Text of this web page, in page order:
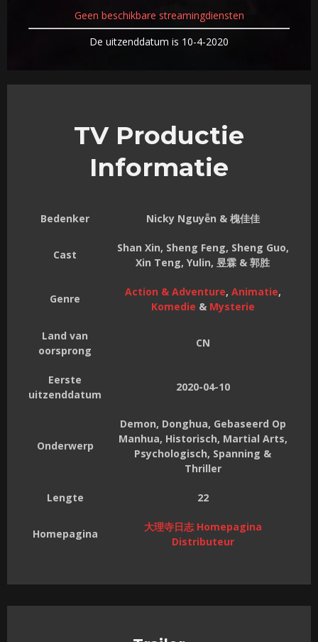
Geen beschikbare streamingdiensten
De uitzenddatum is 10-4-2020
TV Productie
Informatie
Bedenker Nicky Nguyễn & 槐佳佳
Cast
Shan Xin, Sheng Feng, Sheng Guo,
Xin Teng, Yulin, 昱霖 & 郭胜
Genre
Action & Adventure, Animatie,
Komedie & Mysterie
Land van
oorsprong
CN
Eerste
uitzenddatum
2020-04-10
Onderwerp
Demon, Donghua, Gebaseerd Op
Manhua, Historisch, Martial Arts,
Psychologisch, Spanning &
Thriller
Lengte 22
Homepagina
大理寺日志 Homepagina
Distributeur